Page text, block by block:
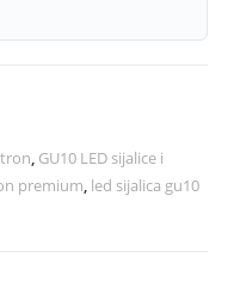
GU10 LED sijalice i
premium led sijalica gu10